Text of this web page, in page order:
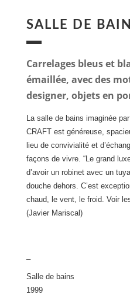
SALLE DE
Carrelages bleus et
émaillée, avec des
designer, objets en
La salle de bains imaginée
CRAFT est généreuse,
lieu de convivialité et
façons de vivre. “Le grand
d’avoir un robinet avec un
douche dehors. C’est
chaud, le vent, le froid. Voir
(Javier Mariscal)
Salle de bains
1999